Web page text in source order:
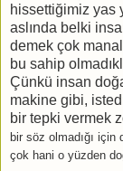
hissettiğimiz yas
aslında belki
demek çok
bu sahip
Çünkü insan
makine gibi,
bir tepki vermek
bir söz olmadığı için
çok hani o yüzden